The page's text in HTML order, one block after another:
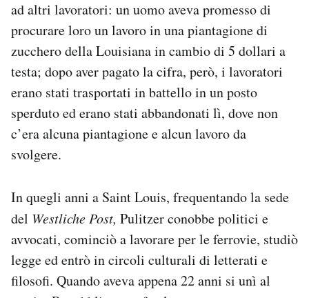
ad altri lavoratori: un uomo aveva promesso di
procurare loro un lavoro in una piantagione di
zucchero della Louisiana in cambio di 5 dollari a
testa; dopo aver pagato la cifra, però, i lavoratori
erano stati trasportati in battello in un posto
sperduto ed erano stati abbandonati lì, dove non
c’era alcuna piantagione e alcun lavoro da
svolgere.
In quegli anni a Saint Louis, frequentando la sede
del Westliche Post, Pulitzer conobbe politici e
avvocati, cominciò a lavorare per le ferrovie, studiò
legge ed entrò in circoli culturali di letterati e
filosofi. Quando aveva appena 22 anni si unì al